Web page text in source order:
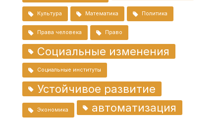
Культура Математика Политика
Права человека Право
Социальные изменения
Социальные институты
Устойчивое развитие
Экономика автоматизация